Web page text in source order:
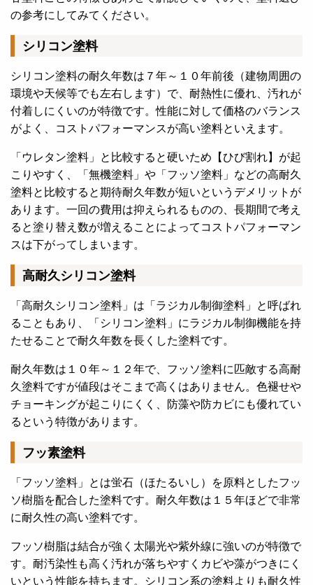
の参考にしてみてください。
シリコン塗料
シリコン塗料の耐久年数は７年～１０年前後（建物周囲の
環境や天候等でも左右します）で、耐熱性に優れ、汚れが
付着しにくいのが特徴です。性能に対して価格のバランス
がよく、コストパフォーマンスが高い塗料といえます。
「ウレタン塗料」と比較すると硬いため【ひび割れ】が起
こりやすく、「無機塗料」や「フッソ塗料」などの高耐久
塗料と比較すると期待耐久年数が短いというデメリットが
あります。一回の費用は抑えられるものの、長期間で考え
ると塗り替え数が増えることによってコストパフォーマン
スは下がってしまいます。
高耐久シリコン塗料
「高耐久シリコン塗料」は「ラジカル制御塗料」と呼ばれ
ることもあり、「シリコン塗料」にラジカル制御機能を持
たせることで耐久年数を長くした塗料です。
耐久年数は１０年～１２年で、フッソ塗料に匹敵する高耐
久塗料ですが値段はそこまで高くはありません。色褪せや
チョーキングが起こりにくく、防藻や防カビにも優れてい
るという特徴があります。
フッ素塗料
「フッソ塗料」とは蛍石（ほたるいし）を原料としたフッ
ソ樹脂を配合した塗料です。耐久年数は１５年ほどで非常
に耐久性の高い塗料です。
フッソ樹脂は結合が強く太陽光や紫外線に強いのが特徴で
す。耐汚染性も高く汚れが落ちやすくカビや藻がつきにく
いという性能を持ちます。シリコン系の塗料よりも耐久性